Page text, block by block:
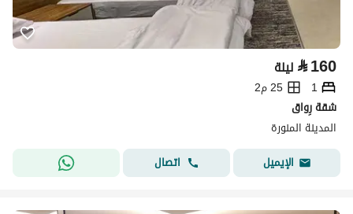
⃁160 ليلة
1
25 م2
شقة رِواق
المدينة المنورة
الإيميل
اتصال